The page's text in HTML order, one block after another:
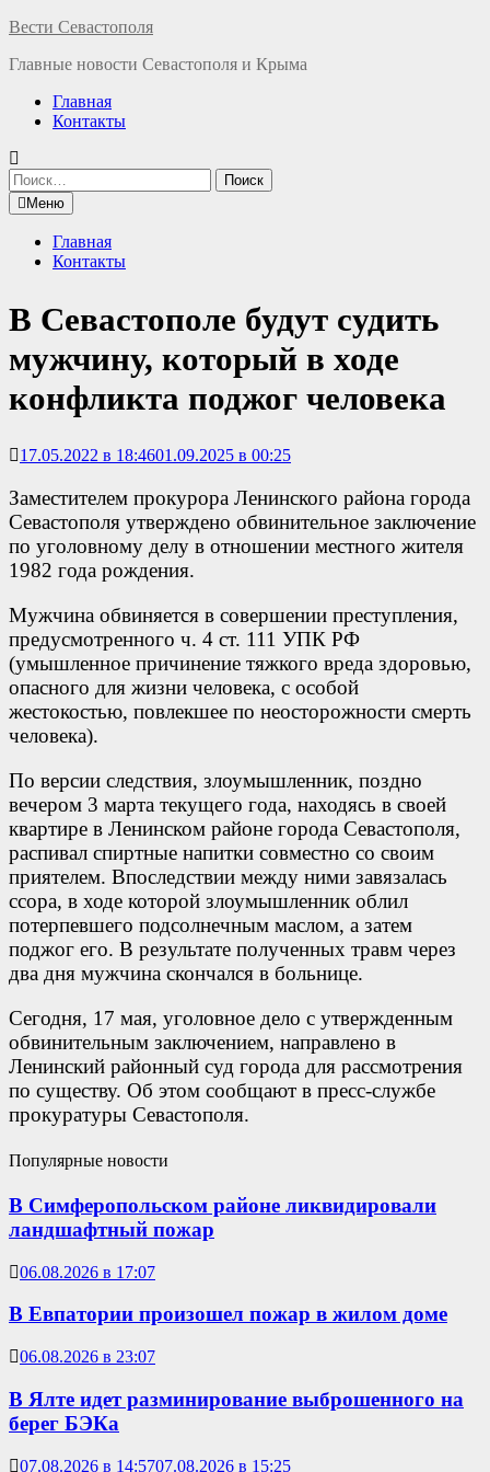
Перейти
содержимому
Вести Севастополя
Главные новости Севастополя и Крыма
Главная
Контакты
Найти:
Меню
Главная
Контакты
В Севастополе будут судить
мужчину, который в ходе
конфликта поджог человека
17.05.2022 в 18:4601.09.2025 в 00:25
Заместителем прокурора Ленинского района города
Севастополя утверждено обвинительное заключение
по уголовному делу в отношении местного жителя
1982 года рождения.
Мужчина обвиняется в совершении преступления,
предусмотренного ч. 4 ст. 111 УПК РФ
(умышленное причинение тяжкого вреда здоровью,
опасного для жизни человека, с особой
жестокостью, повлекшее по неосторожности смерть
человека).
По версии следствия, злоумышленник, поздно
вечером 3 марта текущего года, находясь в своей
квартире в Ленинском районе города Севастополя,
распивал спиртные напитки совместно со своим
приятелем. Впоследствии между ними завязалась
ссора, в ходе которой злоумышленник облил
потерпевшего подсолнечным маслом, а затем
поджог его. В результате полученных травм через
два дня мужчина скончался в больнице.
Сегодня, 17 мая, уголовное дело с утвержденным
обвинительным заключением, направлено в
Ленинский районный суд города для рассмотрения
по существу. Об этом сообщают в пресс-службе
прокуратуры Севастополя.
Популярные новости
В Симферопольском районе ликвидировали
ландшафтный пожар
06.08.2026 в 17:07
В Евпатории произошел пожар в жилом доме
06.08.2026 в 23:07
В Ялте идет разминирование выброшенного на
берег БЭКа
07.08.2026 в 14:5707.08.2026 в 15:25